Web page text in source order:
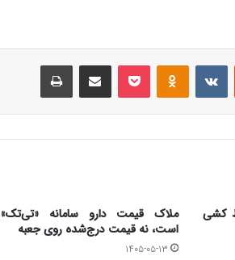
‫رددیت پاکت اشتراک گذاری از طریق ایمیل
کشی
ملاک قیمت دارو سامانه «تی‌تک»
است، نه قیمت درج‌شده روی جعبه
۱۴۰۵-۰۵-۱۳